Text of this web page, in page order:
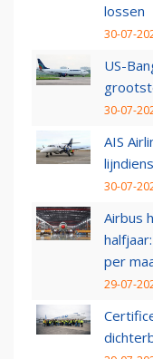
lossen
30-07-
US-
30-07-
AIS
30-07-
Airbus
per
29-07-